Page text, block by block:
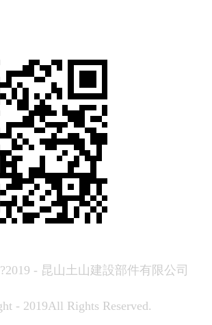
- 昆山土山建設部件有限公司
- 2019All Rights Reserved.